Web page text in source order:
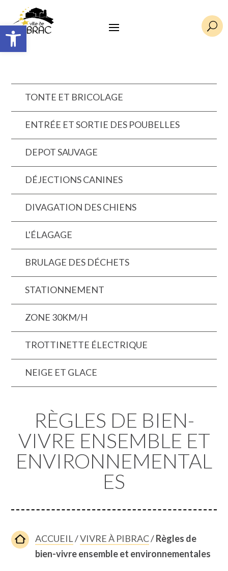
Ouvrir la barre d’outils U
TONTE ET BRICOLAGE
ENTRÉE ET SORTIE DES POUBELLES
DEPOT SAUVAGE
DÉJECTIONS CANINES
DIVAGATION DES CHIENS
L'ÉLAGAGE
BRULAGE DES DÉCHETS
STATIONNEMENT
ZONE 30KM/H
TROTTINETTE ÉLECTRIQUE
NEIGE ET GLACE
RÈGLES DE BIEN-
VIVRE ENSEMBLE ET
ENVIRONNEMENTAL
ES
ACCUEIL/VIVRE À PIBRAC/Règles de
bien-vivre ensemble et environnementales